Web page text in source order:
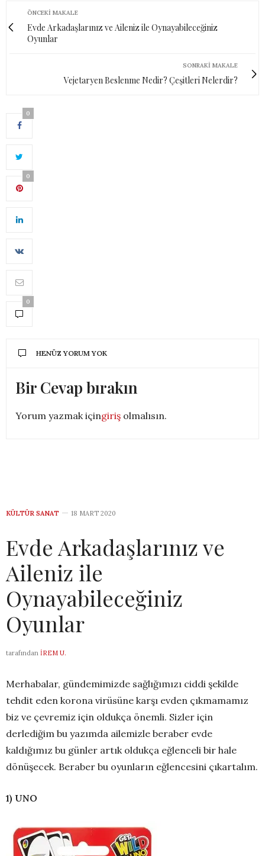
ÖNCEKI MAKALE
Evde Arkadaşlarınız ve Aileniz ile Oynayabileceğiniz
Oyunlar
SONRAKI MAKALE
Vejetaryen Beslenme Nedir? Çeşitleri Nelerdir?
0
0
0
HENÜZ YORUM YOK
Bir Cevap bırakın
Yorum yazmak içingiriş olmalısın.
KÜLTÜR SANAT 18 MART 2020
Evde Arkadaşlarınız ve
Aileniz ile
Oynayabileceğiniz
Oyunlar
tarafından İREM U.
Merhabalar, gündemimizde sağlığımızı ciddi şekilde
tehdit eden korona virüsüne karşı evden çıkmamamız
biz ve çevremiz için oldukça önemli. Sizler için
derlediğim bu yazımda ailemizle beraber evde
kaldığımız bu günler artık oldukça eğlenceli bir hale
dönüşecek. Beraber bu oyunların eğlencesini çıkartalım.
1) UNO